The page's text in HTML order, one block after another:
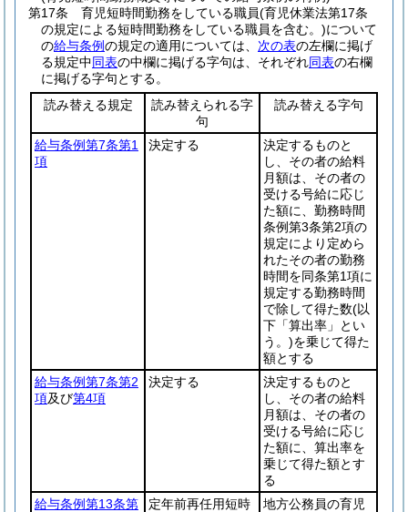
第17条
育児短時間勤務をしている職員(育児休業法第17条
の規定による短時間勤務をしている職員を含む。)について
の給与条例の規定の適用については、 次の表の左欄に掲げ
る規定中同表の中欄に掲げる字句は、それぞれ同表の右欄
に掲げる字句とする。
読み替える規定
読み替えられる字
句
読み替える字句
給与条例第7条第1
項
決定する
決定するものと
し、その者の給料
月額は、その者の
受ける号給に応じ
た額に、勤務時間
条例第3条第2項の
規定により定めら
れたその者の勤務
時間を同条第1項に
規定する勤務時間
で除して得た数(以
下「算出率」とい
う。)を乗じて得た
額とする
給与条例第7条第2
項及び第4項
決定する
決定するものと
し、その者の給料
月額は、その者の
受ける号給に応じ
た額に、算出率を
乗じて得た額とす
る
給与条例第13条第
定年前再任用短時
地方公務員の育児